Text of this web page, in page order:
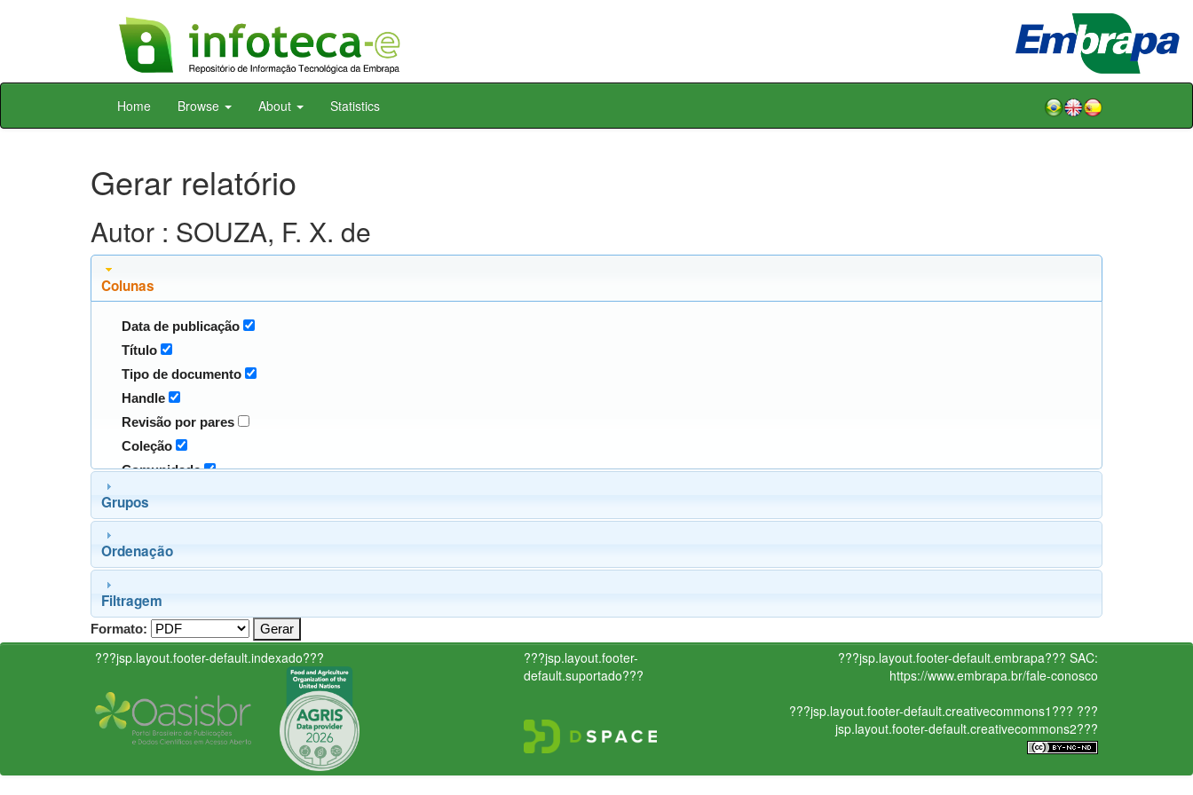
Skip
Home Browse About Statistics
Gerar relatório
Autor : SOUZA, F. X. de
Colunas
Data de publicação
Título
Tipo de documento
Handle
Revisão por pares
Coleção
Comunidade
Grupos
Ordenação
Filtragem
Formato:
???jsp.layout.footer-default.indexado???
???jsp.layout.footer-
default.suportado???
???jsp.layout.footer-default.embrapa??? SAC:
https://www.embrapa.br/fale-conosco
???jsp.layout.footer-default.creativecommons1??? ???
jsp.layout.footer-default.creativecommons2???